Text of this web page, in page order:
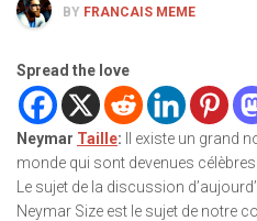
BY FRANCAIS MEME
Spread the love
Neymar Taille: Il existe un grand
monde qui sont devenues
Le sujet de la discussion
Neymar Size est le sujet de notre